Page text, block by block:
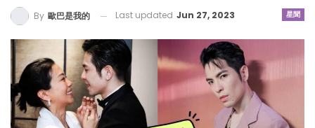
星聞
By 歐巴是我的 Last updated Jun 27, 2023